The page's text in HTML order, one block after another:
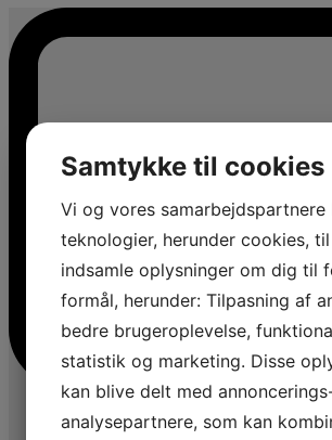
Samtykke til cookies
Vi og vores samarbejdspartnere
teknologier, herunder cookies,
indsamle oplysninger om dig til
formål, herunder: Tilpasning af
bedre brugeroplevelse,
statistik og marketing. Disse
kan blive delt med
analysepartnere, som kan